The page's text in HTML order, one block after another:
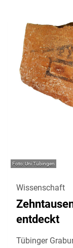
Uni Tübingen
Wissenschaft
entdeckt
Tübinger